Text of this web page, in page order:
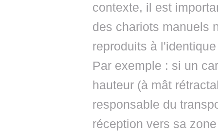
contexte, il est
des chariots manuels
reproduits à
Par exemple : si un
hauteur (à mât
responsable du
réception vers sa